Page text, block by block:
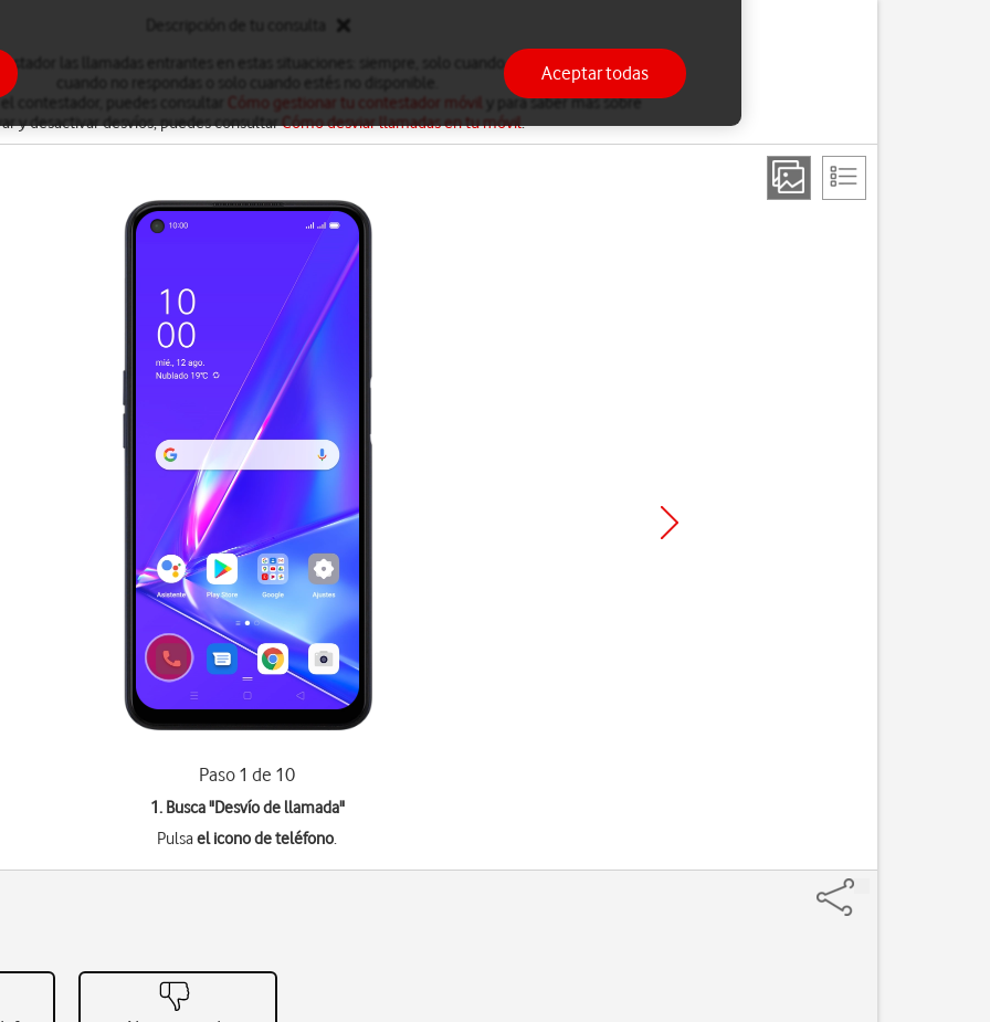
las llamadas entrantes en estas situaciones: siempre, solo cuando estés ocupado, solo
contestador, puedes consultar
Cómo gestionar tu contestador móvil
y para saber más sobre
y desactivar desvíos, puedes consultarCómo desviar llamadas en tu móvil.
Paso 1 de 10
1. Busca "Desvío de llamada"
Pulsael icono de teléfono.
Aceptar todas